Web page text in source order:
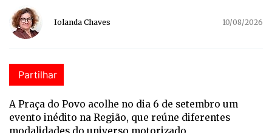
Iolanda Chaves 10/08/2026
Partilhar
A Praça do Povo acolhe no dia 6 de setembro um
evento inédito na Região, que reúne diferentes